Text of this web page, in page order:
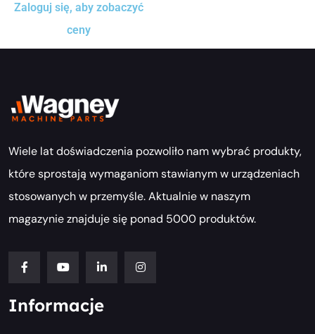
Zaloguj się, aby zobaczyć
ceny
Wiele lat doświadczenia pozwoliło nam wybrać produkty,
które sprostają wymaganiom stawianym w urządzeniach
stosowanych w przemyśle. Aktualnie w naszym
magazynie znajduje się ponad 5000 produktów.
Informacje